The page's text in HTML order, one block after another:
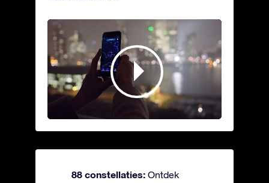
88 constellaties: Ontdek